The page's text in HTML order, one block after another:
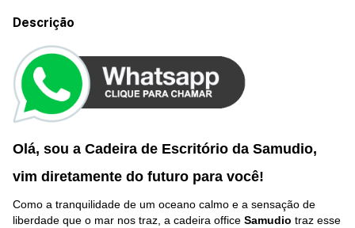
Descrição
Olá, sou a Cadeira de Escritório da Samudio,
vim diretamente do futuro para você!
Como a tranquilidade de um oceano calmo e a sensação de
liberdade que o mar nos traz, a cadeira office Samudio traz esse